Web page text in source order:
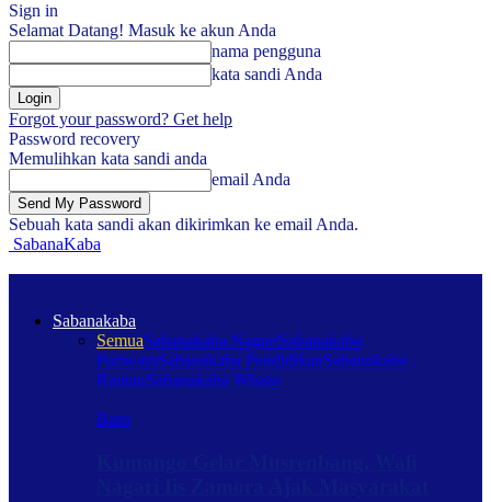
Sign in
Selamat Datang! Masuk ke akun Anda
nama pengguna
kata sandi Anda
Forgot your password? Get help
Password recovery
Memulihkan kata sandi anda
email Anda
Sebuah kata sandi akan dikirimkan ke email Anda.
SabanaKaba
Sabanakaba
SemuaSabanakaba NagariSabanakaba
PariwaraSabanakaba PendidikanSabanakaba
RantauSabanakaba Wisata
Baru